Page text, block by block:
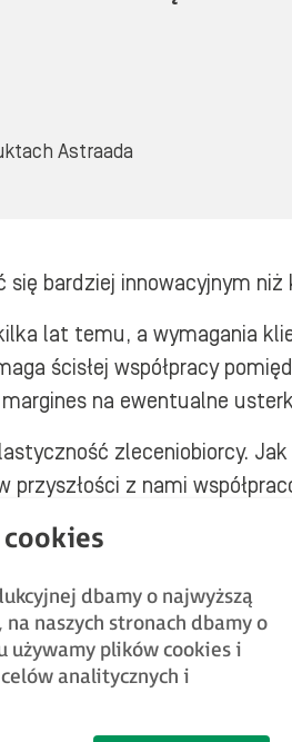
Astraada
bardziej innowacyjnym niż
lat temu, a wymagania
ścisłej współpracy
na ewentualne
zleceniobiorcy.
z nami
się komunikować z
w początkowych etapach
problemu.
dbamy o najwyższą
naszych stronach dbamy o
używamy plików cookies i
analitycznych i